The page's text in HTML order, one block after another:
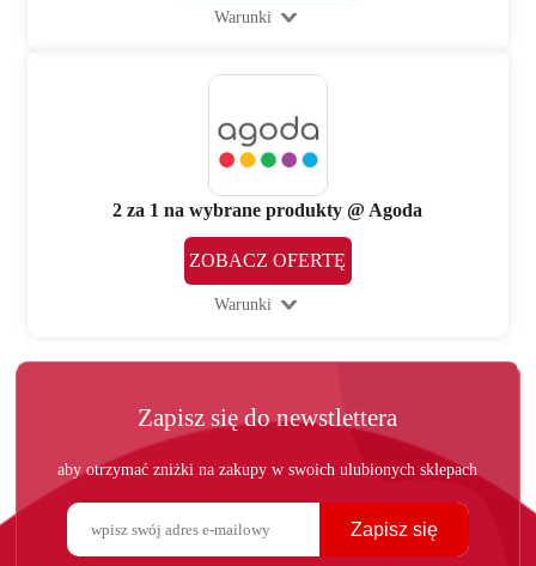
Warunki
2 za 1 na wybrane produkty @ Agoda
ZOBACZ OFERTĘ
Warunki
Zapisz się do newstlettera
aby otrzymać zniżki na zakupy w swoich ulubionych sklepach
Zapisz się